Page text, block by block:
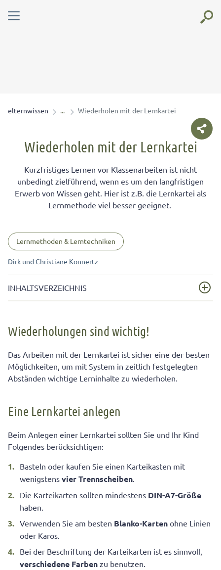
elternwissen Wiederholen mit der Lernkartei
Wiederholen mit der Lernkartei
Kurzfristiges Lernen vor Klassenarbeiten ist nicht
unbedingt zielführend, wenn es um den langfristigen
Erwerb von Wissen geht. Hier ist z.B. die Lernkartei als
Lernmethode viel besser geeignet.
Lernmethoden & Lerntechniken
Dirk und Christiane Konnertz
INHALTSVERZEICHNIS
Eine Lernkartei anlegen
So funktioniert die Lernkartei
Vorteile der Lernkartei
Wiederholungen sind wichtig!
Das Arbeiten mit der Lernkartei ist sicher eine der besten
Möglichkeiten, um mit System in zeitlich festgelegten
Abständen wichtige Lerninhalte zu wiederholen.
Eine Lernkartei anlegen
Beim Anlegen einer Lernkartei sollten Sie und Ihr Kind
Folgendes berücksichtigen:
Basteln oder kaufen Sie einen Karteikasten mit
wenigstens vier Trennscheiben.
Die Karteikarten sollten mindestens DIN-A7-Größe
haben.
Verwenden Sie am besten Blanko-Karten ohne Linien
oder Karos.
Bei der Beschriftung der Karteikarten ist es sinnvoll,
verschiedene Farben zu benutzen.